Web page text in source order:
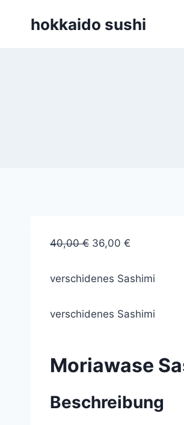
hokkaido sushi
40,00€ 36,00 €
verschidenes Sashimi
verschidenes Sashimi
Moriawase
Beschreibung